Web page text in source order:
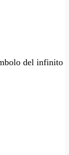
del infinito